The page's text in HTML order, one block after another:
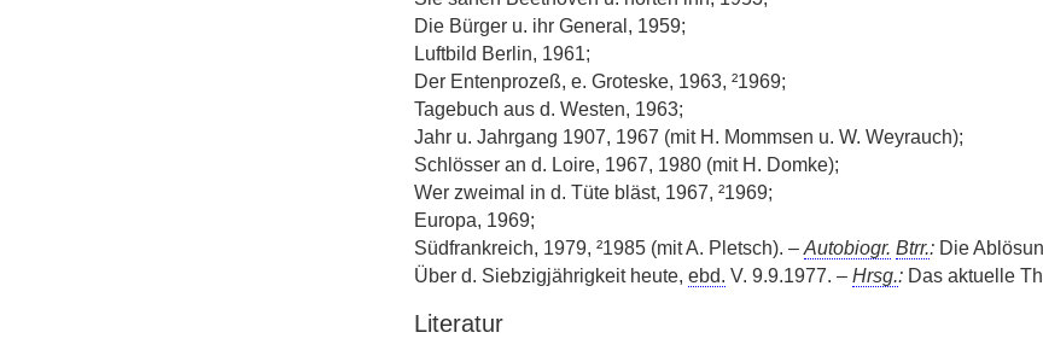
Die Bürger u. ihr General, 1959;
Luftbild Berlin, 1961;
Der Entenprozeß, e. Groteske, 1963, ²1969;
Tagebuch aus d. Westen, 1963;
Jahr u. Jahrgang 1907, 1967 (mit H. Mommsen u. W. Weyrauch);
Schlösser an d. Loire, 1967, 1980 (mit H. Domke);
Wer zweimal in d. Tüte bläst, 1967, ²1969;
Europa, 1969;
Südfrankreich, 1979, ²1985 (mit A. Pletsch). – Autobiogr. Btrr.:Die
Über d. Siebzigjährigkeit heute, ebd. V. 9.9.1977. – Hrsg.:Das aktuelle
Literatur